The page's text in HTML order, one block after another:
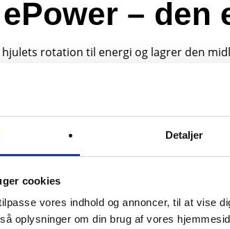
Detaljer
cookies
vores indhold og annoncer, til at vise
oplysninger om din brug af vores
–
rotation til energi og lagrer den
der lagres, og herefter tilføres det
så er køletransport afgørende og
med udviklingen inden for
tilbyder derfor en fuldt elektrisk
sin elektriske aksel.